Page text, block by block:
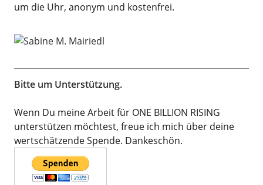
um die Uhr, anonym und kostenfrei.
Bitte um Unterstützung.
Wenn Du meine Arbeit für ONE BILLION RISING
unterstützen möchtest, freue ich mich über deine
wertschätzende Spende. Dankeschön.